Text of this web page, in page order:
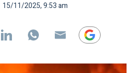
15/11/2025, 9:53 am